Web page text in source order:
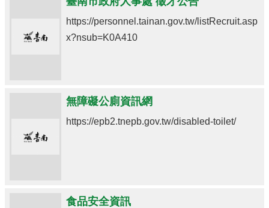
https://personnel.tainan.gov.tw/listRecruit.asp
x?nsub=K0A410
無障礙公廁資訊網
https://epb2.tnepb.gov.tw/disabled-toilet/
食品安全資訊